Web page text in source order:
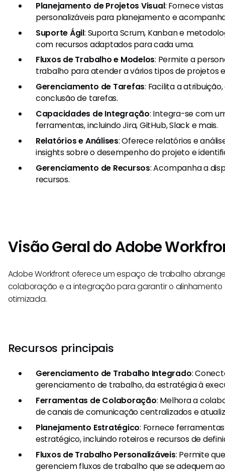
Planejamento de Projetos Visual: Fornece
personalizáveis para planejamento e
Suporte Ágil: Suporta Scrum, Kanban e
com recursos adaptados para cada uma.
Fluxos de Trabalho e Modelos: Permite a
trabalho para atender a vários tipos de projetos
Gerenciamento de Tarefas: Facilita a
conclusão de tarefas.
Capacidades de Integração: Integra-se com
ferramentas, incluindo Jira, GitHub, Slack e mais.
Relatórios e Análises: Oferece relatórios e
insights sobre o desempenho do projeto e
Gerenciamento de Recursos: Acompanha a
recursos.
Visão Geral do Adobe
Adobe Workfront oferece um espaço de trabalho
colaboração e a integração para garantir o
otimizada.
Recursos principais
Gerenciamento de Trabalho Integrado:
gerenciamento de trabalho, da estratégia à
Ferramentas de Colaboração: Melhora a
de canais de comunicação centralizados e
Planejamento Estratégico: Fornece
estratégico, incluindo roteiros e recursos de
Fluxos de Trabalho Personalizáveis: Permite
gerenciem fluxos de trabalho que se adequem